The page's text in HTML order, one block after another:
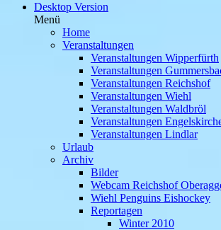
Desktop Version
Menü
Home
Veranstaltungen
Veranstaltungen Wipperfürth
Veranstaltungen
Veranstaltungen Reichshof
Veranstaltungen Wiehl
Veranstaltungen Waldbröl
Veranstaltungen
Veranstaltungen Lindlar
Urlaub
Archiv
Bilder
Webcam Reichshof
Wiehl Penguins Eishockey
Reportagen
Winter 2010